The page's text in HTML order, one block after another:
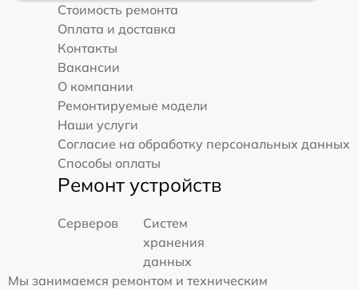
Стоимость ремонта
Оплата и доставка
Контакты
Вакансии
О компании
Ремонтируемые модели
Наши услуги
Согласие на обработку персональных данных
Способы оплаты
Ремонт устройств
Серверов
Систем
хранения
данных
Мы занимаемся ремонтом и техническим